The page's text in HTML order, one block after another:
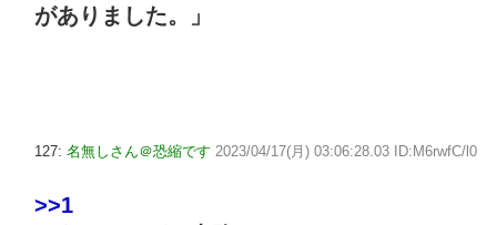
がありました。」
127: 名無しさん＠恐縮です 2023/04/17(月) 03:06:28.03 ID:M6rwfC/l0
>>1